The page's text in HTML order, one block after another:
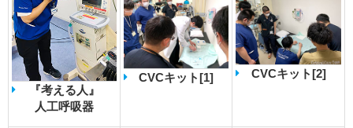
『考える人』
人工呼吸器
CVCキット[1] CVCキット[2]